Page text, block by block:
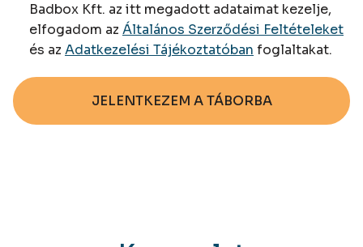
Badbox Kft. az itt megadott adataimat kezelje,
elfogadom az Általános Szerződési Feltételeket
és az Adatkezelési Tájékoztatóban foglaltakat.